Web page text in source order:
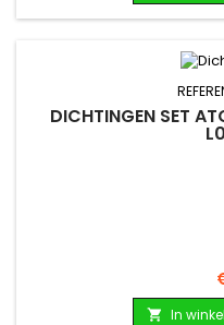
DICHTINGEN SET
 In